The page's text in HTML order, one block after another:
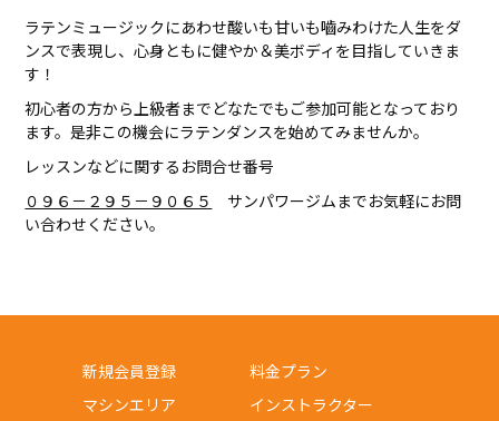
ラテンミュージックにあわせ酸いも甘いも嚙みわけた人生をダ
ンスで表現し、心身ともに健やか＆美ボディを目指していきま
す！
初心者の方から上級者までどなたでもご参加可能となっており
ます。是非この機会にラテンダンスを始めてみませんか。
レッスンなどに関するお問合せ番号
０９６－２９５－９０６５
サンパワージムまでお気軽にお問
い合わせください。
新規会員登録
料金プラン
マシンエリア
インストラクター